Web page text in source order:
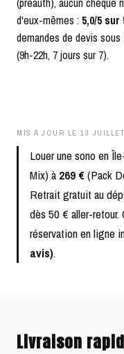
d'eux-mêmes : 5,0/5
demandes de devis
(9h-22h, 7 jours sur 7).
MIS À JOUR LE 13
Louer une sono en
Mix) à269 € (Pack
Retrait gratuit au
dès 50 € aller-retour.
réservation en ligne
avis).
Livraison